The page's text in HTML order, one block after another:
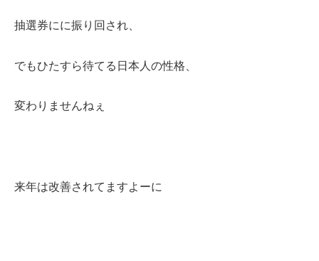
抽選券にに振り回され、
でもひたすら待てる日本人の性格、
変わりませんねぇ
来年は改善されてますよーに